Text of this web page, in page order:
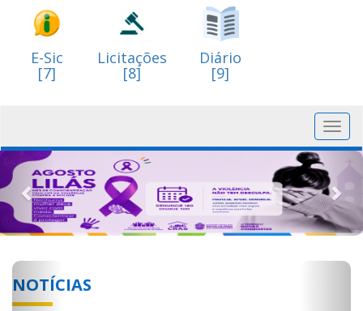
E-Sic
[7]
Licitações
[8]
Diário
[9]
Previous
NOTÍCIAS
Previous Next